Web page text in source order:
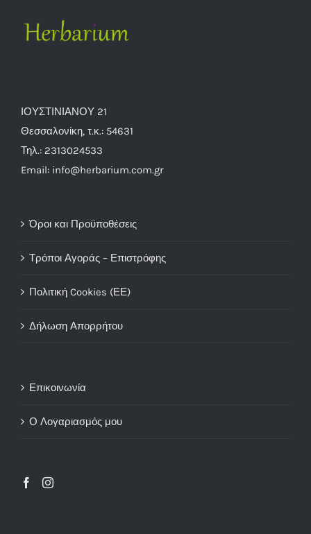
ΙΟΥΣΤΙΝΙΑΝΟΥ 21
Θεσσαλονίκη, τ.κ.: 54631
Τηλ.: 2313024533
Email: info@herbarium.com.gr
Όροι και Προϋποθέσεις
Τρόποι Αγοράς – Επιστρόφης
Πολιτική Cookies (ΕΕ)
Δήλωση Απορρήτου
Επικοινωνία
Ο Λογαριασμός μου